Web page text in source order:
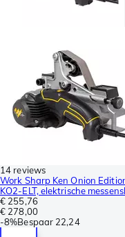
14 reviews
Work Sharp Ken Onion
KO2-ELT, elektrische
€ 255,76
€ 278,00
-8%Bespaar 22,24